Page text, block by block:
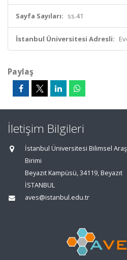
Sayfa Sayıları: ss.41
İstanbul Üniversitesi Adresli:
Paylaş
İletişim Bilgileri
İstanbul Üniversitesi Bilimsel
Birimi
Beyazıt Kampüsü, 34119, Beyazıt
İSTANBUL
aves@istanbul.edu.tr